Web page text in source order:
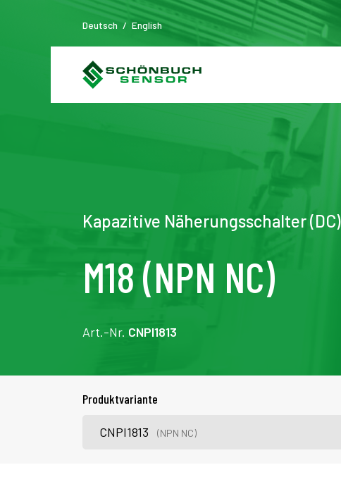
Deutsch / English
Kapazitive Näherungsschalter (DC)
M18 (NPN NC)
Art.-Nr. CNPI1813
Produktvariante
CNPI1813 (NPN NC)